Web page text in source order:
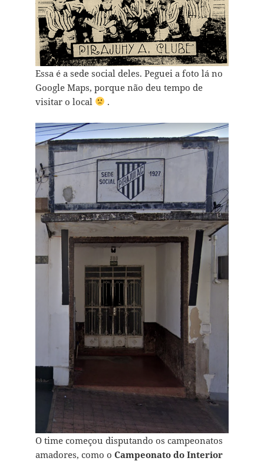
Essa é a sede social deles. Peguei a foto lá no
Google Maps, porque não deu tempo de
visitar o local
.
O time começou disputando os campeonatos
amadores, como o Campeonato do Interior